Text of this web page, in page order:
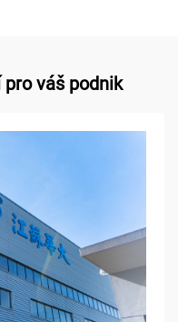
váš podnik